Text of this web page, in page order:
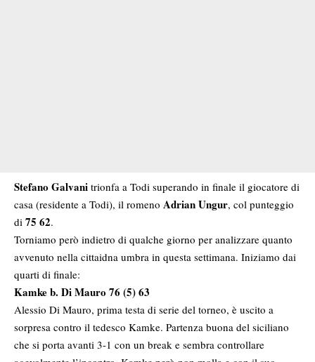
Stefano Galvani trionfa a Todi superando in finale il giocatore di
casa (residente a Todi), il romeno Adrian Ungur, col punteggio
di 75 62.
Torniamo però indietro di qualche giorno per analizzare quanto
avvenuto nella cittaidna umbra in questa settimana. Iniziamo dai
quarti di finale:
Kamke b. Di Mauro 76 (5) 63
Alessio Di Mauro, prima testa di serie del torneo, è uscito a
sorpresa contro il tedesco Kamke. Partenza buona del siciliano
che si porta avanti 3-1 con un break e sembra controllare